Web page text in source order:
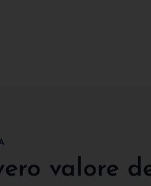
valore